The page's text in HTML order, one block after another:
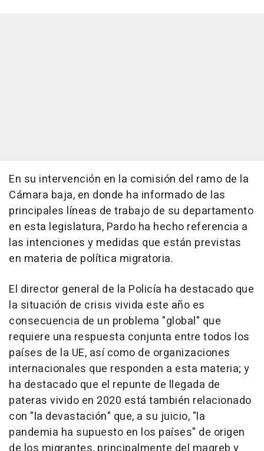
En su intervención en la comisión del ramo de la
Cámara baja, en donde ha informado de las
principales líneas de trabajo de su departamento
en esta legislatura, Pardo ha hecho referencia a
las intenciones y medidas que están previstas
en materia de política migratoria.
El director general de la Policía ha destacado que
la situación de crisis vivida este año es
consecuencia de un problema "global" que
requiere una respuesta conjunta entre todos los
países de la UE, así como de organizaciones
internacionales que responden a esta materia; y
ha destacado que el repunte de llegada de
pateras vivido en 2020 está también relacionado
con "la devastación" que, a su juicio, "la
pandemia ha supuesto en los países" de origen